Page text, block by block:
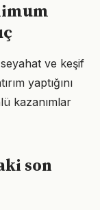
ve keşif
yaptığını
kazanımlar
son